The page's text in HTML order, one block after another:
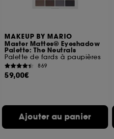
MAKEUP BY MARIO
Master Mattes® Eyeshadow
Palette: The Neutrals
Palette de fards à paupières
869
59,00€
Ajouter au panier